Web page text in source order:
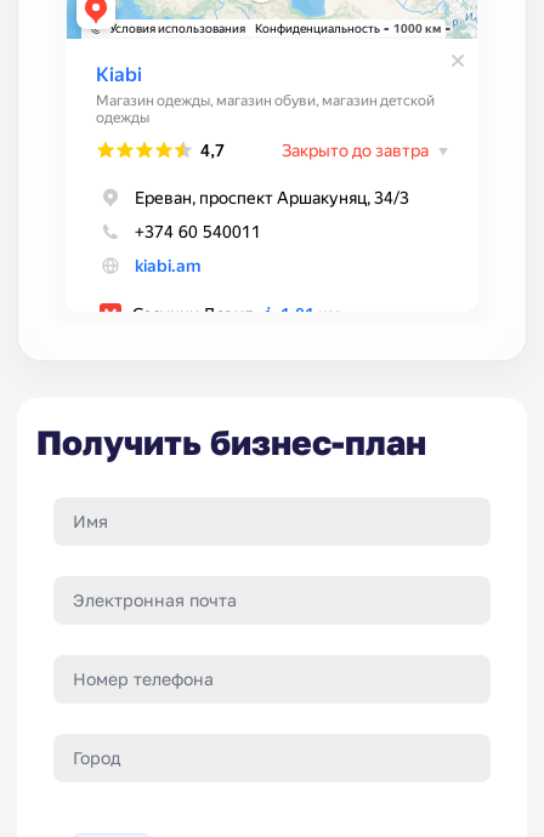
Получить бизнес-план